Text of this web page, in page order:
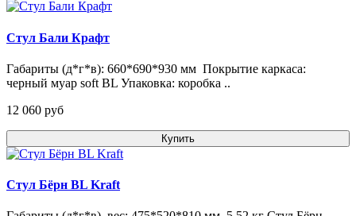
Стул Бали Крафт
Габариты (д*г*в): 660*690*930 мм Покрытие каркаса:
черный муар soft BL Упаковка: коробка ..
12 060 pуб
Купить
Стул Бёрн BL Kraft